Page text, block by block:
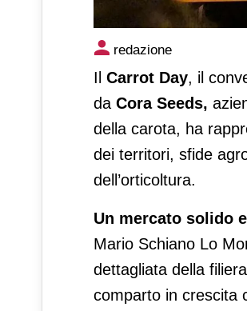
Nuova sfide e
redazione
Il Carrot Day, il
da Cora Seeds,
della carota, ha
dei territori, sfide
dell’orticoltura.
Un mercato solido
Mario Schiano Lo
dettagliata della
comparto in crescita